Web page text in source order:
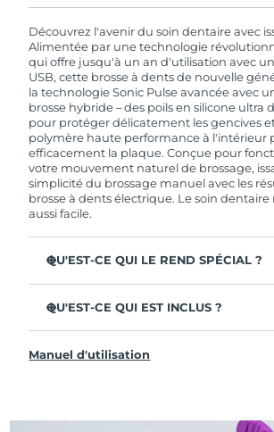
FOREO. Cela signifie que si vous
problèmes avec votre appareil
de garantie limitée, FOREO vous
dernier gratuitement.
Découvrez l'avenir du soin dentaire avec
Alimentée par une technologie
qui offre jusqu'à un an d'utilisation avec
USB, cette brosse à dents de nouvelle
la technologie Sonic Pulse avancée avec
brosse hybride – des poils en silicone ultra
pour protéger délicatement les gencives
polymère haute performance à l'intérieur
efficacement la plaque. Conçue pour
votre mouvement naturel de brossage,
simplicité du brossage manuel avec les
brosse à dents électrique. Le soin
aussi facile.
QU'EST-CE QUI LE REND SPÉCIAL ?
dentaire globale de +140 % en
Cliniquement prouvée pour éliminer
3 modes de brossage : Deep Clean,
QU'EST-CE QUI EST INCLUS ?
Câble de charge USB
Manuel d'utilisation